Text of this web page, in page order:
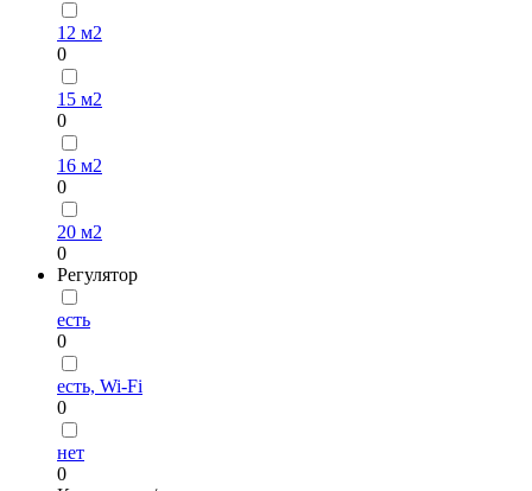
12 м2
0
15 м2
0
16 м2
0
20 м2
0
Регулятор
есть
0
есть, Wi-Fi
0
нет
0